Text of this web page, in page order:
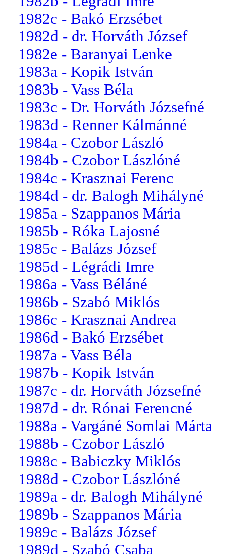
1982c - Bakó Erzsébet
1982d - dr. Horváth József
1982e - Baranyai Lenke
1983a - Kopik István
1983b - Vass Béla
1983c - Dr. Horváth Józsefné
1983d - Renner Kálmánné
1984a - Czobor László
1984b - Czobor Lászlóné
1984c - Krasznai Ferenc
1984d - dr. Balogh Mihályné
1985a - Szappanos Mária
1985b - Róka Lajosné
1985c - Balázs József
1985d - Légrádi Imre
1986a - Vass Béláné
1986b - Szabó Miklós
1986c - Krasznai Andrea
1986d - Bakó Erzsébet
1987a - Vass Béla
1987b - Kopik István
1987c - dr. Horváth Józsefné
1987d - dr. Rónai Ferencné
1988a - Vargáné Somlai Márta
1988b - Czobor László
1988c - Babiczky Miklós
1988d - Czobor Lászlóné
1989a - dr. Balogh Mihályné
1989b - Szappanos Mária
1989c - Balázs József
1989d - Szabó Csaba